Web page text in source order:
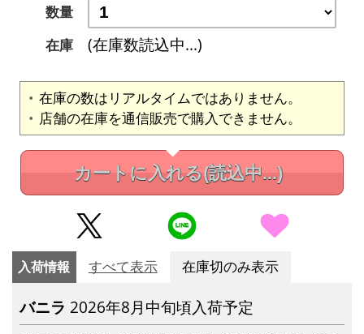
数量
在庫
(在庫数読込中...)
在庫の数はリアルタイムではありません。
店舗の在庫を通信販売で購入できません。
カートに入れる(読込中...)
入荷情報 すべて表示 在庫切のみ表示
バニラ 2026年8月中旬頃入荷予定